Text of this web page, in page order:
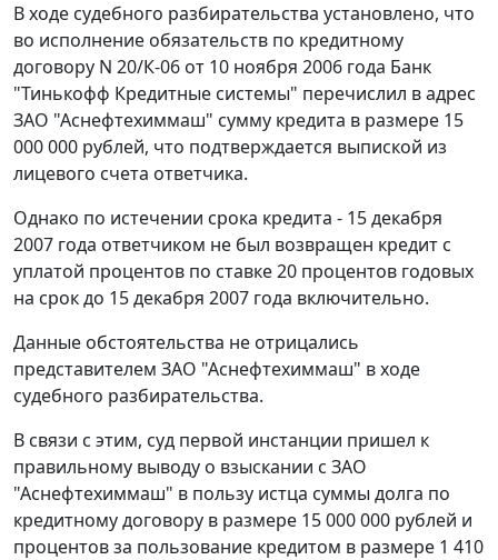
В ходе судебного разбирательства установлено, что
во исполнение обязательств по кредитному
договору N 20/К-06 от 10 ноября 2006 года Банк
"Тинькофф Кредитные системы" перечислил в адрес
ЗАО "Аснефтехиммаш" сумму кредита в размере 15
000 000 рублей, что подтверждается выпиской из
лицевого счета ответчика.
Однако по истечении срока кредита - 15 декабря
2007 года ответчиком не был возвращен кредит с
уплатой процентов по ставке 20 процентов годовых
на срок до 15 декабря 2007 года включительно.
Данные обстоятельства не отрицались
представителем ЗАО "Аснефтехиммаш" в ходе
судебного разбирательства.
В связи с этим, суд первой инстанции пришел к
правильному выводу о взыскании с ЗАО
"Аснефтехиммаш" в пользу истца суммы долга по
кредитному договору в размере 15 000 000 рублей и
процентов за пользование кредитом в размере 1 410